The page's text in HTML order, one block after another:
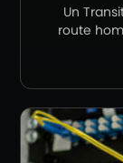
Un
route